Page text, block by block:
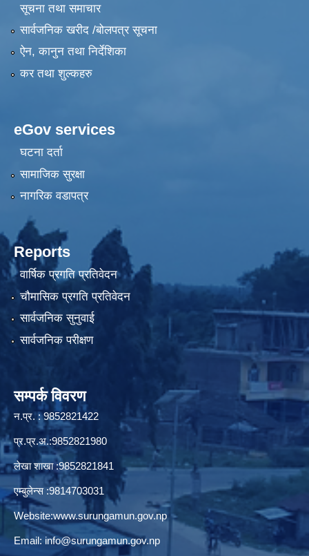
सूचना तथा समाचार
सार्वजनिक खरीद /बोलपत्र सूचना
ऐन, कानुन तथा निर्देशिका
कर तथा शुल्कहरु
eGov services
घटना दर्ता
सामाजिक सुरक्षा
नागरिक वडापत्र
Reports
वार्षिक प्रगति प्रतिवेदन
चौमासिक प्रगति प्रतिवेदन
सार्वजनिक सुनुवाई
सार्वजनिक परीक्षण
सम्पर्क विवरण
न.प्र. : 9852821422
प्र.प्र.अ.:9852821980
लेखा शाखा :9852821841
एम्बुलेन्स :9814703031
Website:www.surungamun.gov.np
Email: info@surungamun.gov.np